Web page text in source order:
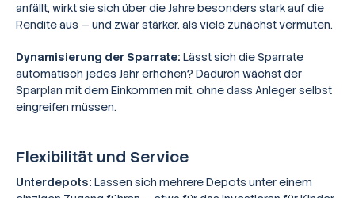
anfällt, wirkt sie sich über die Jahre besonders stark auf die
Rendite aus — und zwar stärker, als viele zunächst vermuten.
Dynamisierung der Sparrate: Lässt sich die Sparrate
automatisch jedes Jahr erhöhen? Dadurch wächst der
Sparplan mit dem Einkommen mit, ohne dass Anleger selbst
eingreifen müssen.
Flexibilität und Service
Unterdepots: Lassen sich mehrere Depots unter einem